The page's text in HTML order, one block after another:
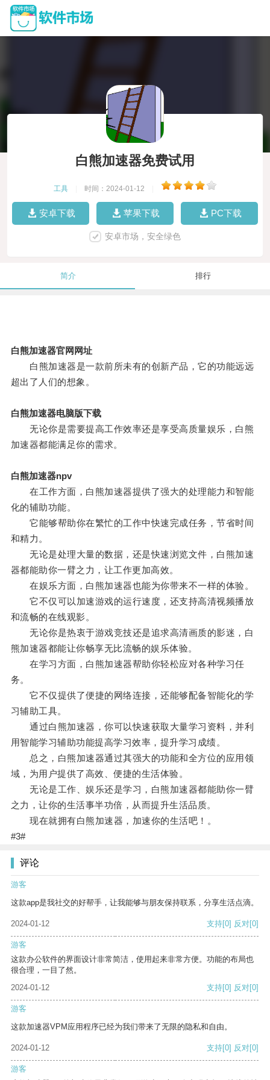
白熊加速器免费试用
工具 时间：2024-01-12
安卓下载 苹果下载 PC下载
安卓市场，安全绿色
简介 排行
白熊加速器官网网址
白熊加速器是一款前所未有的创新产品，它的功能远远
超出了人们的想象。
白熊加速器电脑版下载
无论你是需要提高工作效率还是享受高质量娱乐，白熊
加速器都能满足你的需求。
白熊加速器npv
在工作方面，白熊加速器提供了强大的处理能力和智能
化的辅助功能。
它能够帮助你在繁忙的工作中快速完成任务，节省时间
和精力。
无论是处理大量的数据，还是快速浏览文件，白熊加速
器都能助你一臂之力，让工作更加高效。
在娱乐方面，白熊加速器也能为你带来不一样的体验。
它不仅可以加速游戏的运行速度，还支持高清视频播放
和流畅的在线观影。
无论你是热衷于游戏竞技还是追求高清画质的影迷，白
熊加速器都能让你畅享无比流畅的娱乐体验。
在学习方面，白熊加速器帮助你轻松应对各种学习任
务。
它不仅提供了便捷的网络连接，还能够配备智能化的学
习辅助工具。
通过白熊加速器，你可以快速获取大量学习资料，并利
用智能学习辅助功能提高学习效率，提升学习成绩。
总之，白熊加速器通过其强大的功能和全方位的应用领
域，为用户提供了高效、便捷的生活体验。
无论是工作、娱乐还是学习，白熊加速器都能助你一臂
之力，让你的生活事半功倍，从而提升生活品质。
现在就拥有白熊加速器，加速你的生活吧！。
#3#
评论
游客
这款app是我社交的好帮手，让我能够与朋友保持联系，分享生活点滴。
2024-01-12 支持[0] 反对[0]
游客
这款办公软件的界面设计非常简洁，使用起来非常方便。功能的布局也
很合理，一目了然。
2024-01-12
支持[0] 反对[0]
游客
这款加速器VPM应用程序已经为我们带来了无限的隐私和自由。
2024-01-12 支持[0] 反对[0]
游客